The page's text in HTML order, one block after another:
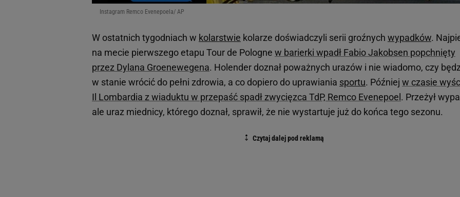
Instagram Remco Evenepoela/ AP
W ostatnich tygodniach w kolarstwie kolarze doświadczyli serii groźnych wypadków.
na mecie pierwszego etapu Tour de Pologne w barierki wpadł Fabio Jakobsen popchnięty
przez Dylana Groenewegena. Holender doznał poważnych urazów i nie wiadomo, czy
w stanie wrócić do pełni zdrowia, a co dopiero do uprawiania sportu. Później w czasie
Il Lombardia z wiaduktu w przepaść spadł zwycięzca TdP, Remco Evenepoel . Przeżył
ale uraz miednicy, którego doznał, sprawił, że nie wystartuje już do końca tego sezonu.